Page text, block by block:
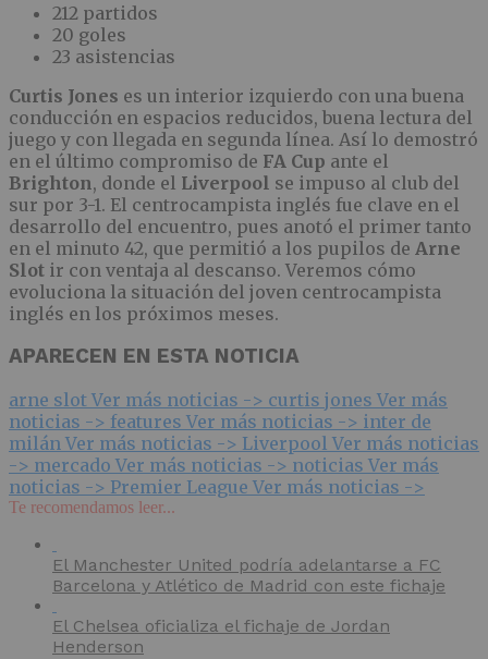
212 partidos
20 goles
23 asistencias
Curtis Jones es un interior izquierdo con una buena
conducción en espacios reducidos, buena lectura del
juego y con llegada en segunda línea. Así lo demostró
en el último compromiso de FA Cup ante el
Brighton, donde el Liverpool se impuso al club del
sur por 3-1. El centrocampista inglés fue clave en el
desarrollo del encuentro, pues anotó el primer tanto
en el minuto 42, que permitió a los pupilos de Arne
Slot ir con ventaja al descanso. Veremos cómo
evoluciona la situación del joven centrocampista
inglés en los próximos meses.
APARECEN EN ESTA NOTICIA
arne slot Ver más noticias -> curtis jones Ver más
noticias -> features Ver más noticias -> inter de
milán Ver más noticias -> Liverpool Ver más noticias
-> mercado Ver más noticias -> noticias Ver más
noticias -> Premier League Ver más noticias ->
Te recomendamos leer...
El Manchester United podría adelantarse a FC
Barcelona y Atlético de Madrid con este fichaje
El Chelsea oficializa el fichaje de Jordan
Henderson